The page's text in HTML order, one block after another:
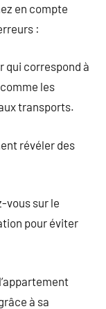
en compte
:
qui correspond à
les
transports.
révéler des
vous sur le
pour éviter
à sa